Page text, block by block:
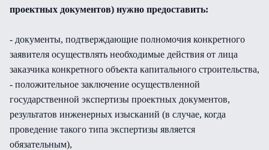
проектных документов) нужно предоставить:
- документы, подтверждающие полномочия конкретного
заявителя осуществлять необходимые действия от лица
заказчика конкретного объекта капитального строительства,
- положительное заключение осуществленной
государственной экспертизы проектных документов,
результатов инженерных изысканий (в случае, когда
проведение такого типа экспертизы является
обязательным),